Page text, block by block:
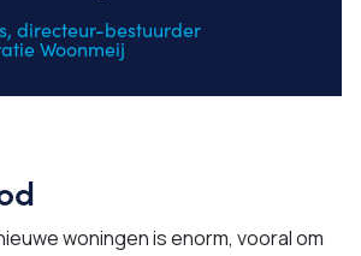
directeur-bestuurder
Woonmeij
woningen is enorm, vooral om